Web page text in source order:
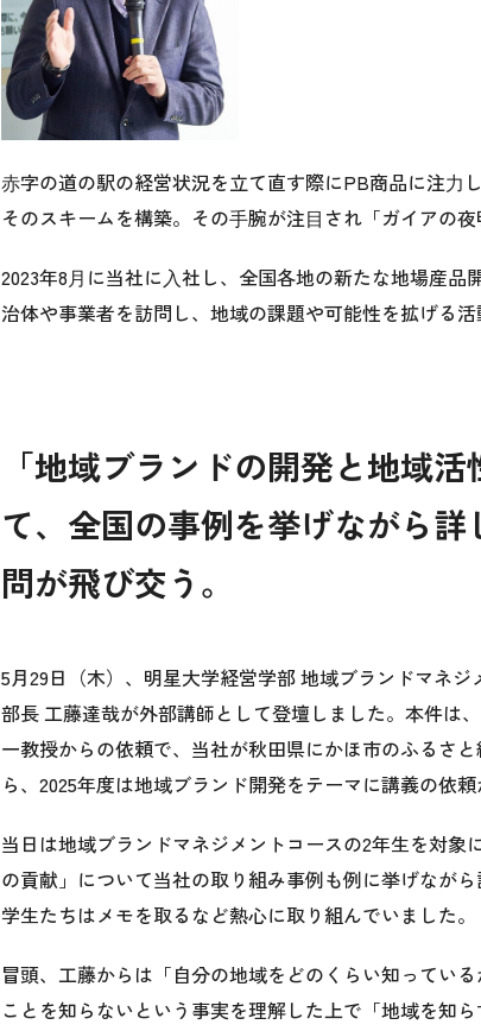
⾚字の道の駅の経営状況を立て直す際にPB商品に注⼒
そのスキームを構築。その⼿腕が注⽬され「ガイアの夜
2023年8⽉に当社に⼊社し、全国各地の新たな地場産品
治体や事業者を訪問し、地域の課題や可能性を拡げる活
「地域ブランドの開発と地域
て、全国の事例を挙げながら
問が飛び交う。
5月29日（木）、 明星大学経営学部 地域ブランドマネジ
部長 工藤達哉が外部講師として登壇しました。本件は
一教授からの依頼で、当社が秋田県にかほ市のふるさ
ら、2025年度は地域ブランド開発をテーマに講義の依
当日は地域ブランドマネジメントコースの2年生を対象
の貢献」について当社の取り組み事例も例に挙げなが
学生たちはメモを取るなど熱心に取り組んでいました。
冒頭、工藤からは「自分の地域をどのくらい知ってい
ことを知らないという事実を理解した上で「地域を知